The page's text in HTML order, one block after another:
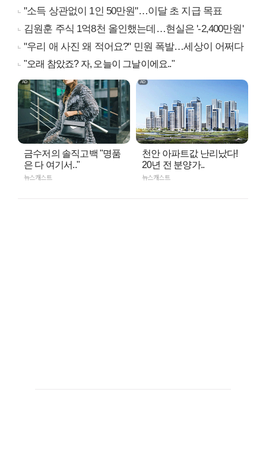
"소득 상관없이 1인 50만원"…이달 초 지급 목표
김원훈 주식 1억8천 올인했는데…현실은 '-2,400만원'
"우리 애 사진 왜 적어요?" 민원 폭발…세상이 어쩌다
"오래 참았죠? 자, 오늘이 그날이에요.."
금수저의 솔직고백 "명품
은 다 여기서.."
뉴스캐스트
천안 아파트값 난리났다!
20년 전 분양가..
뉴스캐스트